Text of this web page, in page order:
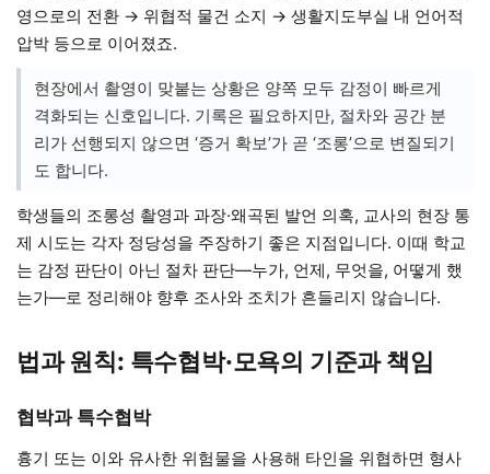
영으로의 전환 → 위협적 물건 소지 → 생활지도부실 내 언어적
압박 등으로 이어졌죠.
현장에서 촬영이 맞붙는 상황은 양쪽 모두 감정이 빠르게
격화되는 신호입니다. 기록은 필요하지만, 절차와 공간 분
리가 선행되지 않으면 ‘증거 확보’가 곧 ‘조롱’으로 변질되기
도 합니다.
학생들의 조롱성 촬영과 과장·왜곡된 발언 의혹, 교사의 현장 통
제 시도는 각자 정당성을 주장하기 좋은 지점입니다. 이때 학교
는 감정 판단이 아닌 절차 판단—누가, 언제, 무엇을, 어떻게 했
는가—로 정리해야 향후 조사와 조치가 흔들리지 않습니다.
법과 원칙: 특수협박·모욕의 기준과 책임
협박과 특수협박
흉기 또는 이와 유사한 위험물을 사용해 타인을 위협하면 형사